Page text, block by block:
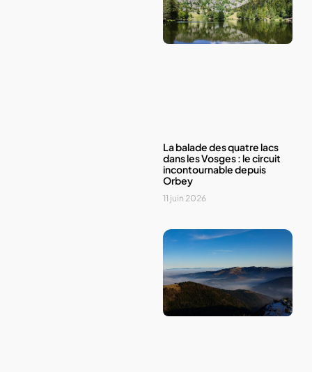
La balade des quatre lacs
dans les Vosges : le circuit
incontournable depuis
Orbey
11 juin 2026